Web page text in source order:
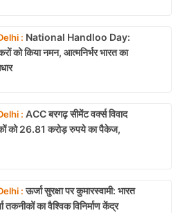
: National Handloo Day:
को किया नमन, आत्मनिर्भर भारत का
: ACC बरगढ़ सीमेंट वर्क्स विवाद
को 26.81 करोड़ रुपये का पैकेज,
:ऊर्जा सुरक्षा पर कुमारस्वामी: भारत
तकनीकों का वैश्विक विनिर्माण केंद्र